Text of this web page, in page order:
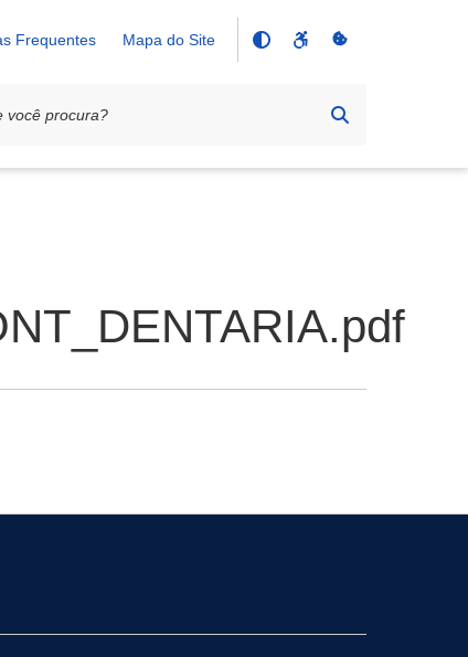
Frequentes Mapa do Site